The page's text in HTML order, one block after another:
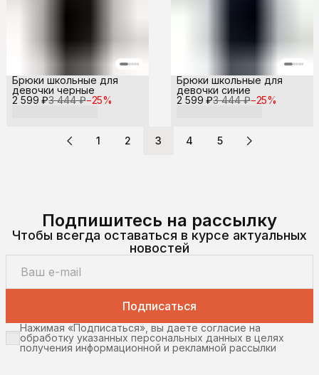
2 599 ₽3 444 ₽−25%
Брюки школьные для
девочки черные
2 599 ₽3 444 ₽−25%
Брюки школьные для
девочки синие
1 2 3 4 5
Подпишитесь на рассылку
Чтобы всегда оставаться в курсе актуальных
новостей
Подписаться
Нажимая «Подписаться», вы даете согласие на
обработку указанных персональных данных в целях
получения информационной и рекламной рассылки